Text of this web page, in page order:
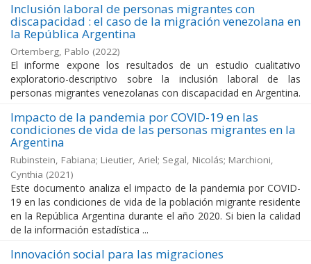
Inclusión laboral de personas migrantes con
discapacidad : el caso de la migración venezolana en
la República Argentina
Ortemberg, Pablo (2022)
El informe expone los resultados de un estudio cualitativo
exploratorio-descriptivo sobre la inclusión laboral de las
personas migrantes venezolanas con discapacidad en Argentina.
Impacto de la pandemia por COVID-19 en las
condiciones de vida de las personas migrantes en la
Argentina
Rubinstein, Fabiana; Lieutier, Ariel; Segal, Nicolás; Marchioni,
Cynthia (2021)
Este documento analiza el impacto de la pandemia por COVID-
19 en las condiciones de vida de la población migrante residente
en la República Argentina durante el año 2020. Si bien la calidad
de la información estadística ...
Innovación social para las migraciones